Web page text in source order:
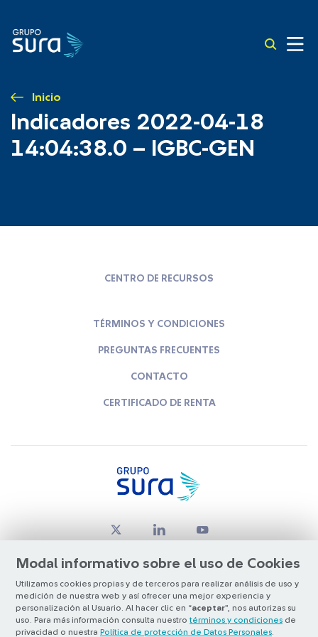
Inicio
Indicadores 2022-04-18
14:04:38.0 – IGBC-GEN
Modal informativo sobre el uso de Cookies
Utilizamos cookies propias y de terceros para realizar análisis de uso y
medición de nuestra web y así ofrecer una mejor experiencia y
personalización al Usuario. Al hacer clic en “aceptar”, nos autorizas su
uso. Para más información consulta nuestro términos y condiciones de
privacidad o nuestra Política de protección de Datos Personales
CENTRO DE RECURSOS
TÉRMINOS Y CONDICIONES
PREGUNTAS FRECUENTES
CONTACTO
CERTIFICADO DE RENTA
© Copyright Grupo SURA 2026